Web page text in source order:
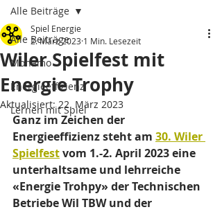
Alle Beiträge
Monamo
Energieeffizienz
Lernen mit Spiel
Alle Beiträge
Wiler Spielfest mit
Energie Trophy
Spiel Energie
2. März 2023 1 Min. Lesezeit
Aktualisiert:22. März 2023
Ganz im Zeichen der
Energieeffizienz steht am 30. Wiler
Spielfest vom 1.-2. April 2023 eine
unterhaltsame und lehrreiche
«Energie Trohpy» der Technischen
Betriebe Wil TBW und der